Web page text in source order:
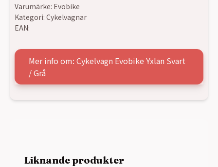
Varumärke: Evobike
Kategori: Cykelvagnar
EAN:
Mer info om: Cykelvagn Evobike Yxlan Svart
/ Grå
Liknande produkter